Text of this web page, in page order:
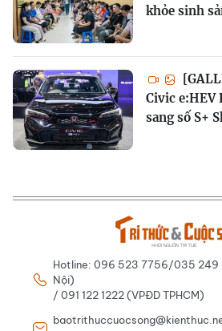
khỏe sinh
Civic e:HEV
sang số S+
Hotline: 096 523 7756/035 249
Nội)
/ 091 122 1222 (VPĐD TPHCM)